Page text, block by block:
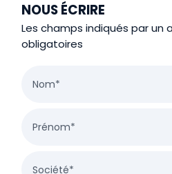
NOUS ÉCRIRE
Les champs indiqués par un
obligatoires
Nom*
Prénom*
Société*